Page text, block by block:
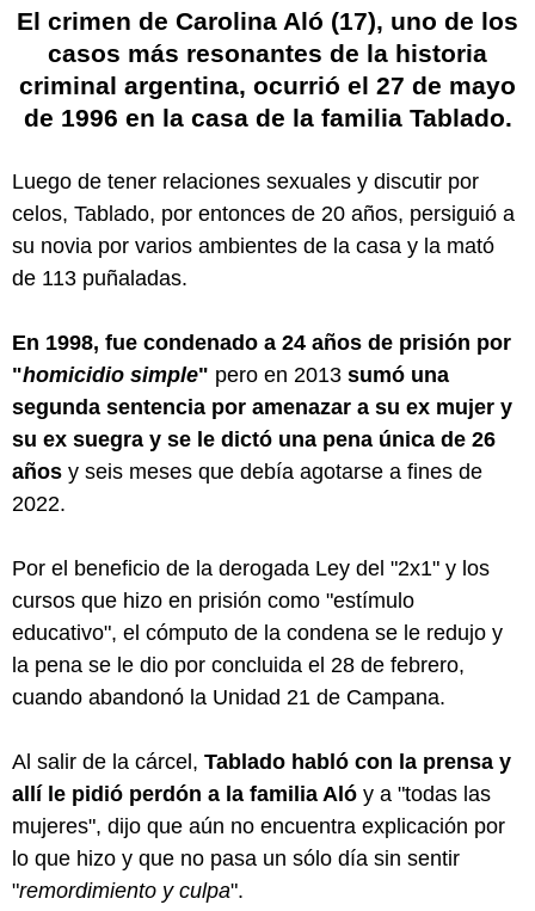
El crimen de Carolina Aló (17), uno de los
casos más resonantes de la historia
criminal argentina, ocurrió el 27 de mayo
de 1996 en la casa de la familia Tablado.
Luego de tener relaciones sexuales y discutir por
celos, Tablado, por entonces de 20 años, persiguió a
su novia por varios ambientes de la casa y la mató
de 113 puñaladas.
En 1998, fue condenado a 24 años de prisión por
"homicidio simple" pero en 2013 sumó una
segunda sentencia por amenazar a su ex mujer y
su ex suegra y se le dictó una pena única de 26
años y seis meses que debía agotarse a fines de
2022.
Por el beneficio de la derogada Ley del "2x1" y los
cursos que hizo en prisión como "estímulo
educativo", el cómputo de la condena se le redujo y
la pena se le dio por concluida el 28 de febrero,
cuando abandonó la Unidad 21 de Campana.
Al salir de la cárcel, Tablado habló con la prensa y
allí le pidió perdón a la familia Aló y a "todas las
mujeres", dijo que aún no encuentra explicación por
lo que hizo y que no pasa un sólo día sin sentir
"remordimiento y culpa".